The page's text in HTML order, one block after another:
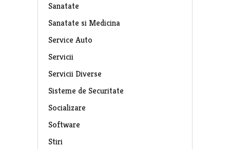
Sanatate
Sanatate si Medicina
Service Auto
Servicii
Servicii Diverse
Sisteme de Securitate
Socializare
Software
Stiri